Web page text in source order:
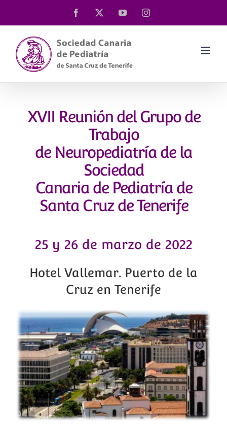
al
contenido
Facebook YouTubeInstagram
XVII Reunión del Grupo de
Trabajo
de Neuropediatría de la
Sociedad
Canaria de Pediatría de
Santa Cruz de Tenerife
25 y 26 de marzo de 2022
Hotel Vallemar. Puerto de la
Cruz en Tenerife